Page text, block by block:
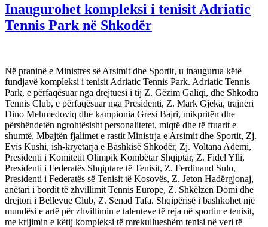
Inaugurohet kompleksi i tenisit Adriatic
Tennis Park në Shkodër
Në praninë e Ministres së Arsimit dhe Sportit, u inaugurua këtë
fundjavë kompleksi i tenisit Adriatic Tennis Park. Adriatic Tennis
Park, e përfaqësuar nga drejtuesi i tij Z. Gëzim Galiqi, dhe Shkodra
Tennis Club, e përfaqësuar nga Presidenti, Z. Mark Gjeka, trajneri
Dino Mehmedoviq dhe kampionia Gresi Bajri, mikpritën dhe
përshëndetën ngrohtësisht personalitetet, miqtë dhe të ftuarit e
shumtë. Mbajtën fjalimet e rastit Ministrja e Arsimit dhe Sportit, Zj.
Evis Kushi, ish-kryetarja e Bashkisë Shkodër, Zj. Voltana Ademi,
Presidenti i Komitetit Olimpik Kombëtar Shqiptar, Z. Fidel Ylli,
Presidenti i Federatës Shqiptare të Tenisit, Z. Ferdinand Sulo,
Presidenti i Federatës së Tenisit të Kosovës, Z. Jeton Hadërgjonaj,
anëtari i bordit të zhvillimit Tennis Europe, Z. Shkëlzen Domi dhe
drejtori i Bellevue Club, Z. Senad Tafa. Shqipërisë i bashkohet një
mundësi e artë për zhvillimin e talenteve të reja në sportin e tenisit,
me krijimin e këtij kompleksi të mrekullueshëm tenisi në veri të